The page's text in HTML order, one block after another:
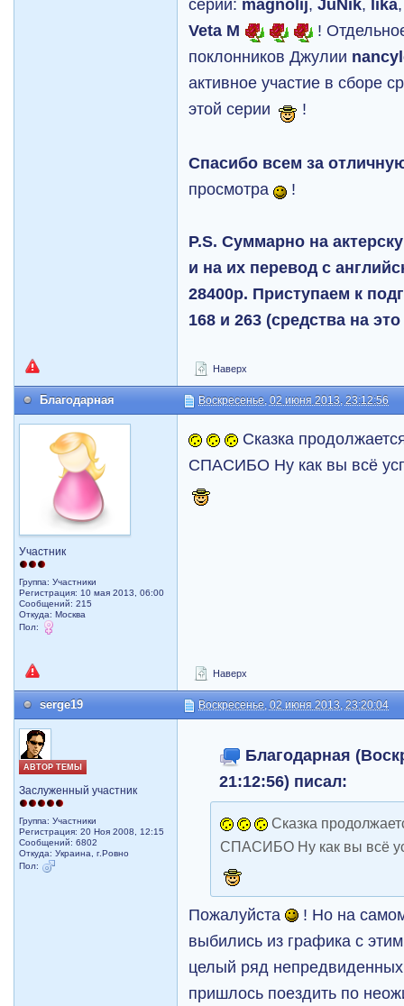
Veta M
!
поклонников Джулии
активное участие в сборе
этой серии
!
Спасибо всем за
просмотра
!
P.S. Суммарно на
и на их перевод с
28400р. Приступаем к
168 и 263 (средства на
Наверх
Благодарная Воскресенье, 02 июня 2013, 23:12:56
Участник
Группа: Участники
Регистрация: 10 мая 2013, 06:00
Сообщений: 215
Откуда: Москва
Пол:
Сказка
СПАСИБО Ну как вы всё
Наверх
serge19 Воскресенье, 02 июня 2013, 23:20:04
АВТОР ТЕМЫ
Заслуженный участник
Группа: Участники
Регистрация: 20 Ноя 2008, 12:15
Сообщений: 6802
Откуда: Украина, г.Ровно
Пол:
Благодарная
21:12:56) писал:
Сказка
СПАСИБО Ну как вы всё
Пожалуйста
! Но на
выбились из графика с
целый ряд непредвиденных
пришлось поездить по